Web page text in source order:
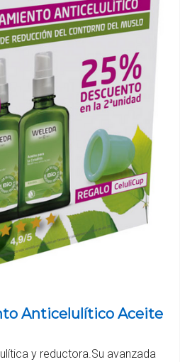
Anticelulítico Aceite
y reductora.Su avanzada